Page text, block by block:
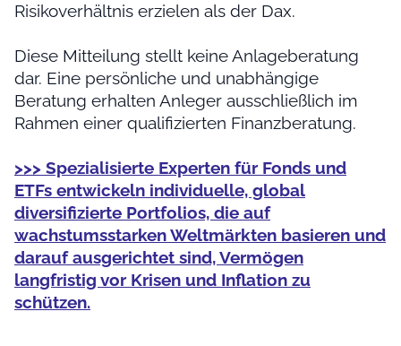
Risikoverhältnis erzielen als der Dax.
Diese Mitteilung stellt keine Anlageberatung
dar. Eine persönliche und unabhängige
Beratung erhalten Anleger ausschließlich im
Rahmen einer qualifizierten Finanzberatung.
>>> Spezialisierte Experten für Fonds und
ETFs entwickeln individuelle, global
diversifizierte Portfolios, die auf
wachstumsstarken Weltmärkten basieren und
darauf ausgerichtet sind, Vermögen
langfristig vor Krisen und Inflation zu
schützen.